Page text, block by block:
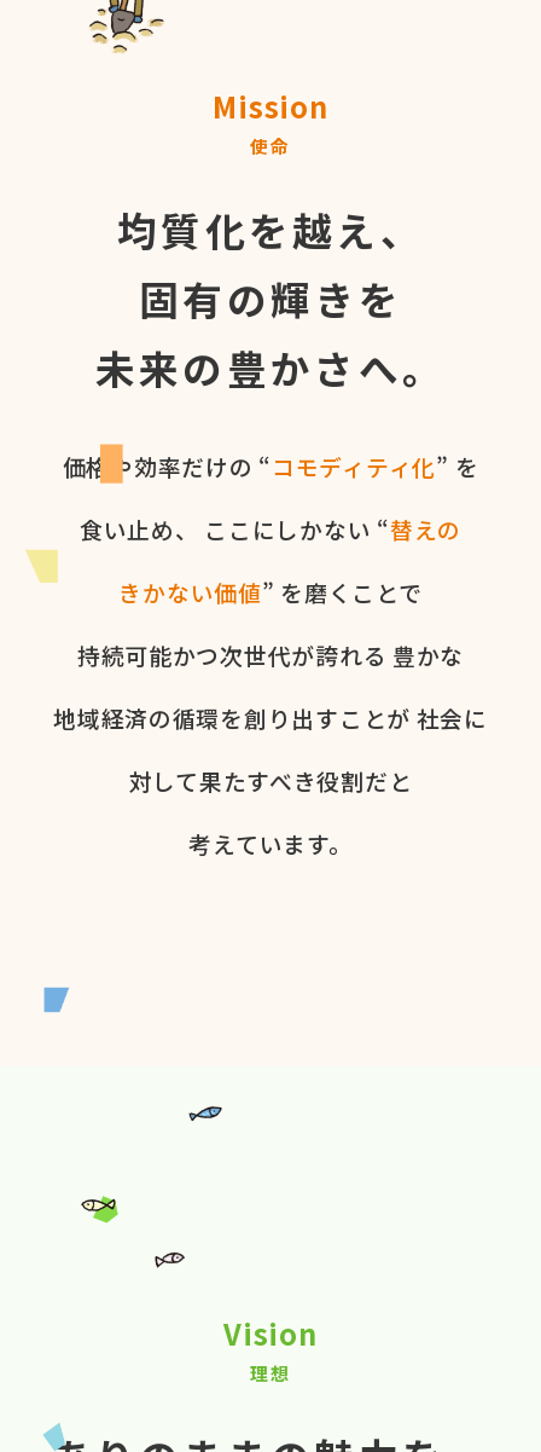
Mission
使命
均質化を越え、
固有の輝きを
未来の豊かさへ。
価格や​効率だけの​ “コモディティ化” を​
食い​止め、
ここに​しかない​ “替えの​
きかない​価値” を​磨く​ことで
持続可能かつ次世代が​誇れる 豊かな​
地域経済の​循環を​創り出すことが 社会に​
対して​果た​すべき役割だと​
考えています。​
Vision
理想